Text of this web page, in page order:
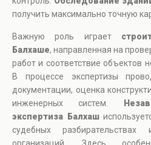
получить максимально точную
Важную роль играет
Балхаше, направленная на
работ и соответствие объектов
В процессе экспертизы
документации, оценка
инженерных систем.
экспертиза Балхаш
судебных